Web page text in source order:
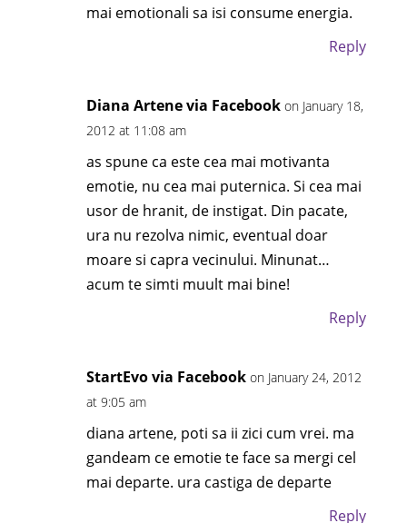
mai emotionali sa isi consume energia.
Reply
Diana Artene via Facebook on January 18,
2012 at 11:08 am
as spune ca este cea mai motivanta
emotie, nu cea mai puternica. Si cea mai
usor de hranit, de instigat. Din pacate,
ura nu rezolva nimic, eventual doar
moare si capra vecinului. Minunat…
acum te simti muult mai bine!
Reply
StartEvo via Facebook on January 24, 2012
at 9:05 am
diana artene, poti sa ii zici cum vrei. ma
gandeam ce emotie te face sa mergi cel
mai departe. ura castiga de departe
Reply